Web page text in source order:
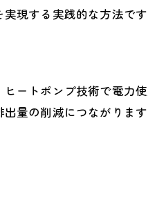
現する実践的な方法です
ートポンプ技術で電力
量の削減につながりま